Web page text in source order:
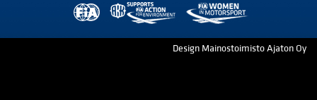
Design Mainostoimisto Ajaton Oy